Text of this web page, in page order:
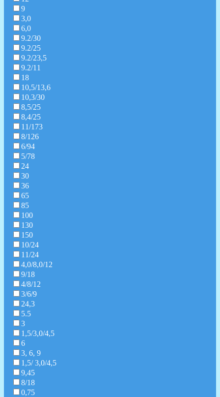
9
3,0
6,0
9.2/30
9.2/25
9.2/23,5
9.2/11
18
10,5/13,6
10,3/30
8,5/25
8,4/25
11/173
8/126
6/94
5/78
24
30
36
65
85
100
130
150
10/24
11/24
4,0/8,0/12
9/18
4/8/12
3/6/9
24,3
5.5
3
1,5/3,0/4,5
6
3, 6, 9
1,5/ 3,0/4,5
9,45
8/18
0,75